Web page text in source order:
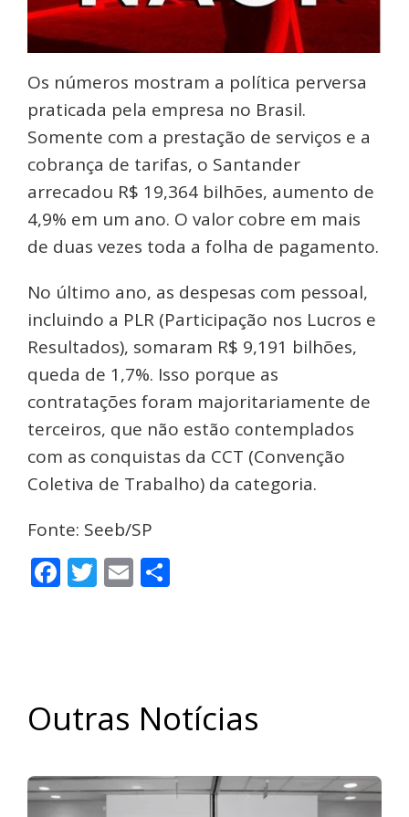
Os números mostram a política perversa
praticada pela empresa no Brasil.
Somente com a prestação de serviços e a
cobrança de tarifas, o Santander
arrecadou R$ 19,364 bilhões, aumento de
4,9% em um ano. O valor cobre em mais
de duas vezes toda a folha de pagamento.
No último ano, as despesas com pessoal,
incluindo a PLR (Participação nos Lucros e
Resultados), somaram R$ 9,191 bilhões,
queda de 1,7%. Isso porque as
contratações foram majoritariamente de
terceiros, que não estão contemplados
com as conquistas da CCT (Convenção
Coletiva de Trabalho) da categoria.
Fonte: Seeb/SP
Facebook
Twitter
Email
Outras Notícias